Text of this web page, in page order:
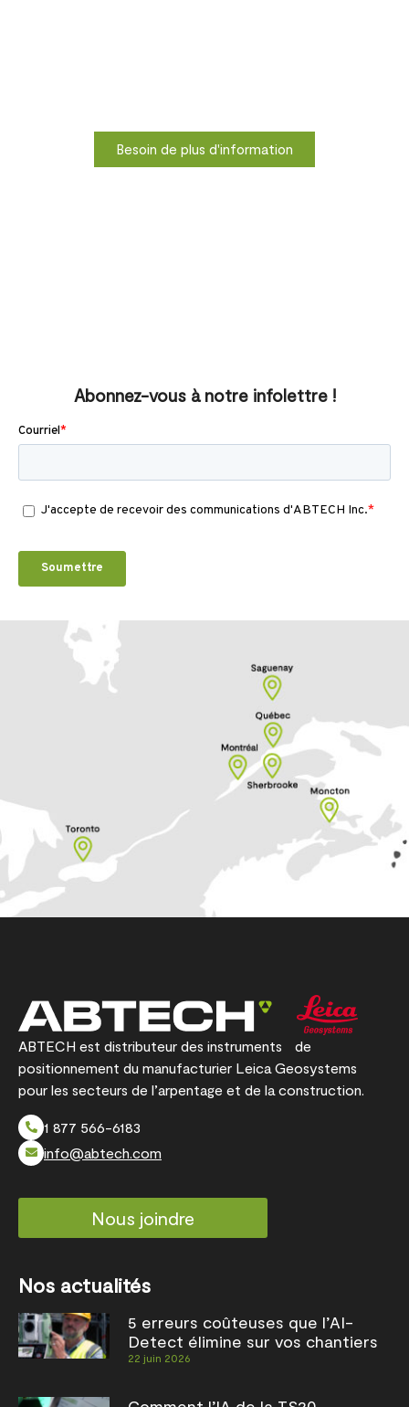
Besoin de plus d'information
Abonnez-vous à notre infolettre !
ABTECH est distributeur des instruments de
positionnement du manufacturier Leica Geosystems
pour les secteurs de l’arpentage et de la construction.
1 877 566-6183
info@abtech.com
Nous joindre
Nos actualités
5 erreurs coûteuses que l’AI-
Detect élimine sur vos chantiers
22 juin 2026